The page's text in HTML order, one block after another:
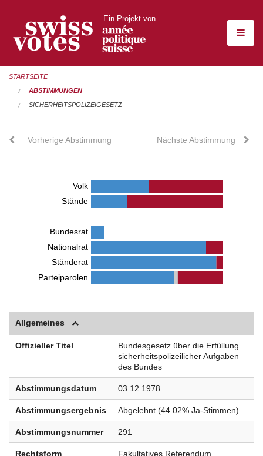
Ein Projekt von
STARTSEITE
ABSTIMMUNGEN
SICHERHEITSPOLIZEIGESETZ
Vorherige Abstimmung Nächste Abstimmung
Volk
Stände
Bundesrat
Nationalrat
Ständerat
Parteiparolen
Allgemeines
Offizieller Titel
Bundesgesetz über die Erfüllung
sicherheitspolizeilicher Aufgaben
des Bundes
Abstimmungsdatum 03.12.1978
Abstimmungsergebnis Abgelehnt (44.02% Ja-Stimmen)
Abstimmungsnummer 291
Rechtsform Fakultatives Referendum